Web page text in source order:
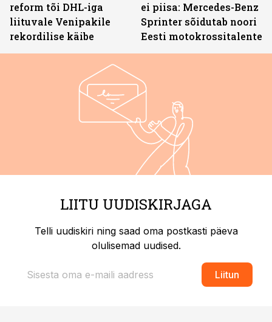
reform tõi DHL-iga
liituvale Venipakile
rekordilise käibe
ei piisa: Mercedes-Benz
Sprinter sõidutab noori
Eesti motokrossitalente
LIITU UUDISKIRJAGA
Telli uudiskiri ning saad oma postkasti päeva
olulisemad uudised.
Liitun